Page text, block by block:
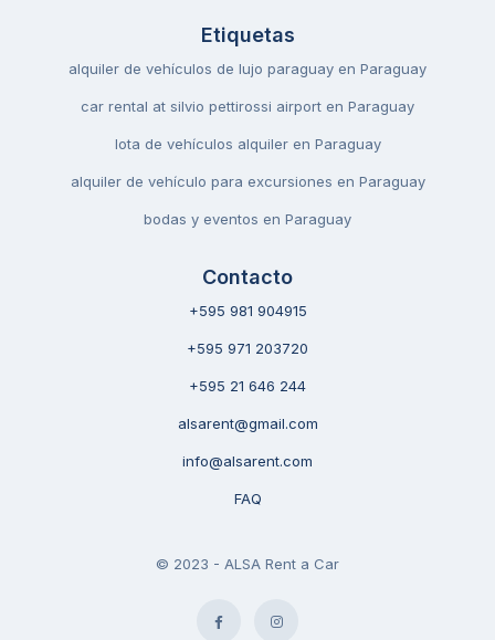
Etiquetas
alquiler de vehículos de lujo paraguay en Paraguay
car rental at silvio pettirossi airport en Paraguay
lota de vehículos alquiler en Paraguay
alquiler de vehículo para excursiones en Paraguay
bodas y eventos en Paraguay
Contacto
+595 981 904915
+595 971 203720
+595 21 646 244
alsarent@gmail.com
info@alsarent.com
FAQ
© 2023 - ALSA Rent a Car